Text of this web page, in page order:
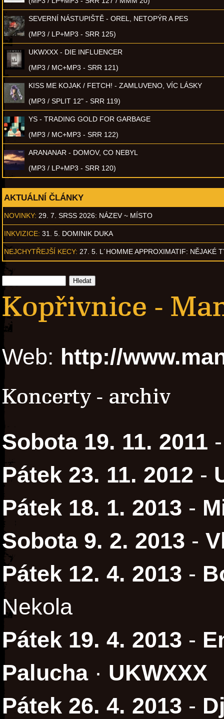
SEVERNÍ NÁSTUPIŠTĚ - OREL, NETOPÝR A PES
(MP3 / LP+MP3 - SRR 125)
UKWXXX - DIE INFLUENCER
(MP3 / MC+MP3 - SRR 121)
KISS ME KOJAK / FETCH! - ZAMLUVENO, VÍC LÁSKY
(MP3 / SPLIT 12" - SRR 119)
YS - TRADING GOLD FOR GARBAGE
(MP3 / MC+MP3 - SRR 122)
ARANANAR - DOMOV, CO NEBYL
(MP3 / LP+MP3 - SRR 120)
AKTUÁLNÍ ČLÁNKY
NOVINKY: 29. 7. SRSS 2026: NÁZEV ~ MÍSTO
INKVIZICE: 31. 5. DOMINIK DUKA
NEJCHYTŘEJŠÍ KECY: 27. 5. L´HOMME APPROXIMATIF: NĚJAKÉ
Kopřivnice -
Web: http://
Koncerty - archiv
Sobota 19. 11. 2011
Pátek 23. 11. 2012 -
Pátek 18. 1. 2013 -
Sobota 9. 2. 2013 -
Pátek 12. 4. 2013 -
Nekola
Pátek 19. 4. 2013 -
Palucha· UKWXXX
Pátek 26. 4. 2013 -